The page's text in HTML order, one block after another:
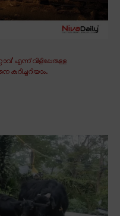
എന്ന് വിളിപ്പേരുള്ള